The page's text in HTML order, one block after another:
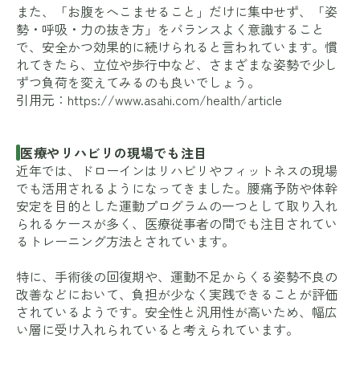
また、「お腹をへこませること」だけに集中せず、「姿
勢・呼吸・力の抜き方」をバランスよく意識すること
で、安全かつ効果的に続けられると言われています。慣
れてきたら、立位や歩行中など、さまざまな姿勢で少し
ずつ負荷を変えてみるのも良いでしょう。
引用元： https://www.asahi.com/health/article
医療やリハビリの現場でも注目
近年では、ドローインはリハビリやフィットネスの現場
でも活用されるようになってきました。腰痛予防や体幹
安定を目的とした運動プログラムの一つとして取り入れ
られるケースが多く、医療従事者の間でも注目されてい
るトレーニング方法とされています。
特に、手術後の回復期や、運動不足からくる姿勢不良の
改善などにおいて、負担が少なく実践できることが評価
されているようです。安全性と汎用性が高いため、幅広
い層に受け入れられていると考えられています。